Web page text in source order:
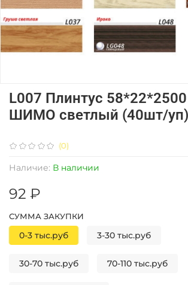
(0)
Наличие: В наличии
L007 Плинтус
ШИМО светлый (40шт/уп)
92 ₽
СУММА ЗАКУПКИ
0-3 тыс.руб 3-30 тыс.руб
30-70 тыс.руб 70-110 тыс.руб